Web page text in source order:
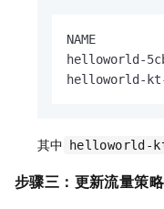
NAME
helloworld-
helloworld-
其中 helloworld-
步骤三：更新流量策